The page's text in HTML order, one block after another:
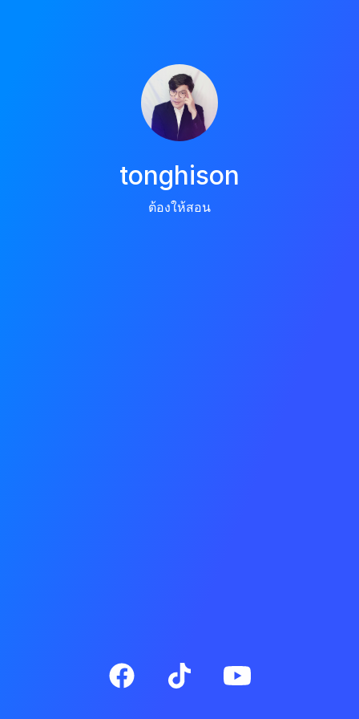
tonghison
ต้องให้สอน